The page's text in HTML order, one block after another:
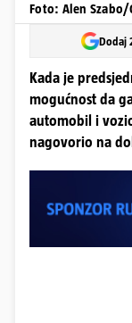
Foto: Alen Szabo/
Dodaj
Kada je
mogućnost da
automobil i
nagovorio na